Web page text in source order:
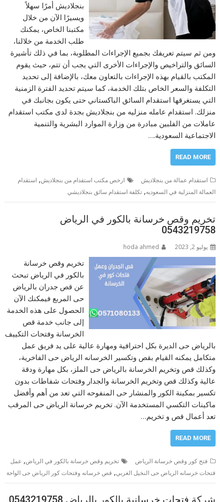
بنجلاديش أمرًا سهلاً
ويسيرًا الآن من خلال
مكتبنا الخاص، يمكنك
طلب الخدمة من خلالنا،
ومن ثم سيتم تعريفك بجميع الإجراءات المطلوبة، بما في ذلك تأشيرة
السائق والتراخيص والإجراءات الأخرى التي يجب أن تتم، حيث يقوم
المكتب بالقيام بهذه الإجراءات بالتعاون معك، بالإضافة إلى تحديد
التكلفة والسعر الخاص بتلك الخدمة، كما سيتم تحديد الفترة الزمنية
التي يستغرقها استقدام السائق الباكستاني حتى يكون بجانبك في
منزلك. استقدام عامله منزليه من بنجلاديش بجدة لدى مكتب استقدام
عاملات من الفلبين مبادرة من وزارة الموارد البشرية والتنمية
الاجتماعية السعودية.…
READ MORE
استقدام عمالة من بنجلاديش ارخص مكتب استقدام من بنجلاديش,استقدام
العمالة المنزلية في السعوديه,تكلفة استقدام سائق بنجلاديشي
تخريم وقص خرسانة بالكور في الرياض
0543219758
يوليو 2, 2023 hoda ahmed
تخريم وقص خرسانة
بالكور في الرياض تبحث
عن قص جدران بالرياض
حى المربع فيمكنك الآن
الحصول على هذه الخدمة
إلى جانب خدمة قص
الخرسانة وفتحات التكييف
بالرياض حى الديرة بكل احترافية ومهارة عالية على يد فريق عمل
متكامل يمكنه القيام بقص وتكسير الخرسانه الرياض حى الفاخرية،
وكذلك قص وتخريم الخرسانة بالرياض حى الملز، بكل مهارة ودقة
عالية وكذلك قص وتخريم الخرسانة والجدار وفتحات شفاطات بدون
تكسير بمكينة الكور والمنشار حى المنفوحه التي تعد من أهم وأفضل
ماكينات التكسي المستخدمة الآن. تخريم خرسانة الرياض حى المرقب
تعد أعمال قص و تخريم…
READ MORE
فتح كور وقص خرسانة الرياض تخريم وقص خرسانة بالكور في الرياض, عمل
فتحات خرسانه الرياض حى النخيل الغربي, قص خرسانه وفتحات كور الرياض حى الواحة
شركة فتحات خرسانية بالكور بالرياض 0543219758